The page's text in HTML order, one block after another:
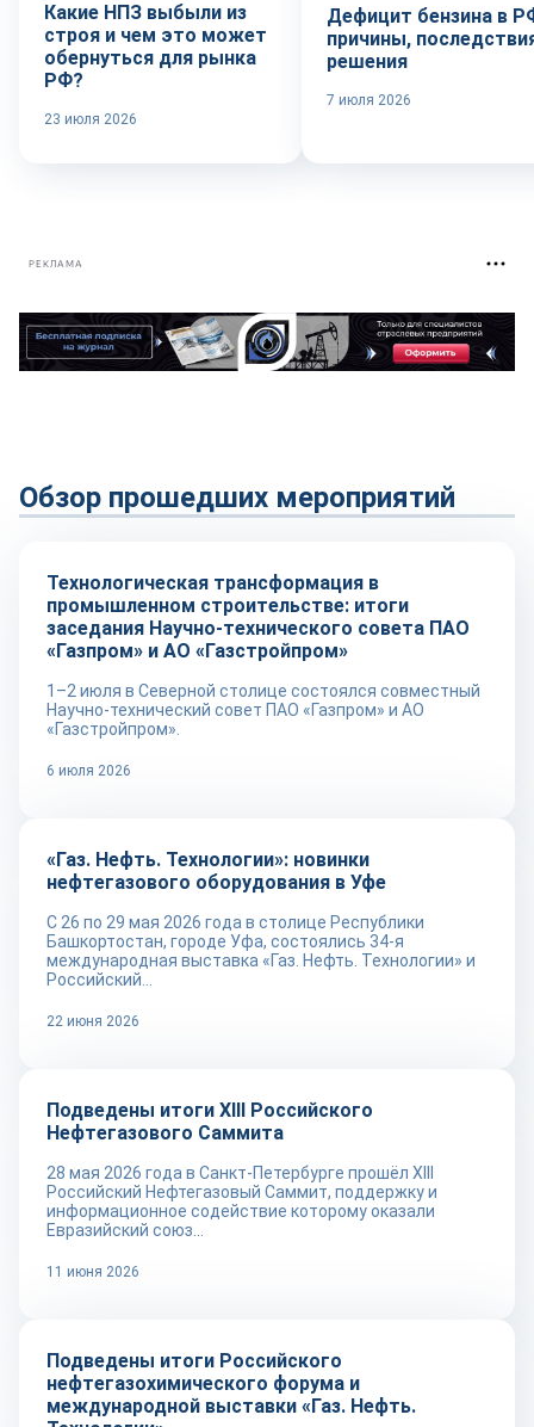
Какие НПЗ выбыли из
строя и чем это может
обернуться для рынка
РФ?
23 июля 2026
Дефицит бензина в
причины,
решения
7 июля 2026
РЕКЛАМА
Обзор прошедших мероприятий
Технологии
Технологическая трансформация в
промышленном строительстве: итоги
заседания Научно-технического совета ПАО
«Газпром» и АО «Газстройпром»
1–2 июля в Северной столице состоялся совместный
Научно-технический совет ПАО «Газпром» и АО
«Газстройпром».
6 июля 2026
Репортаж
«Газ. Нефть. Технологии»: новинки
нефтегазового оборудования в Уфе
С 26 по 29 мая 2026 года в столице Республики
Башкортостан, городе Уфа, состоялись 34-я
международная выставка «Газ. Нефть. Технологии» и
Российский...
22 июня 2026
Новости
Подведены итоги XIII Российского
Нефтегазового Саммита
28 мая 2026 года в Санкт-Петербурге прошёл XIII
Российский Нефтегазовый Саммит, поддержку и
информационное содействие которому оказали
Евразийский союз...
11 июня 2026
Новости
Подведены итоги Российского
нефтегазохимического форума и
международной выставки «Газ. Нефть.